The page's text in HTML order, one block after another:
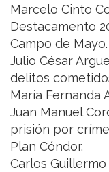
Marcelo Cinto
Destacamento
Campo de Mayo.
Julio César
delitos
María Fernanda
Juan Manuel
prisión por
Plan Cóndor.
Carlos Guillermo